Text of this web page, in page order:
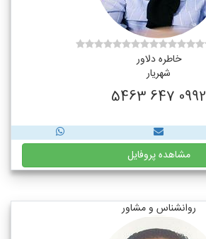
خاطره دلاور
شهریار
0992 647 5463
مشاهده پروفایل
روانشناس و مشاور